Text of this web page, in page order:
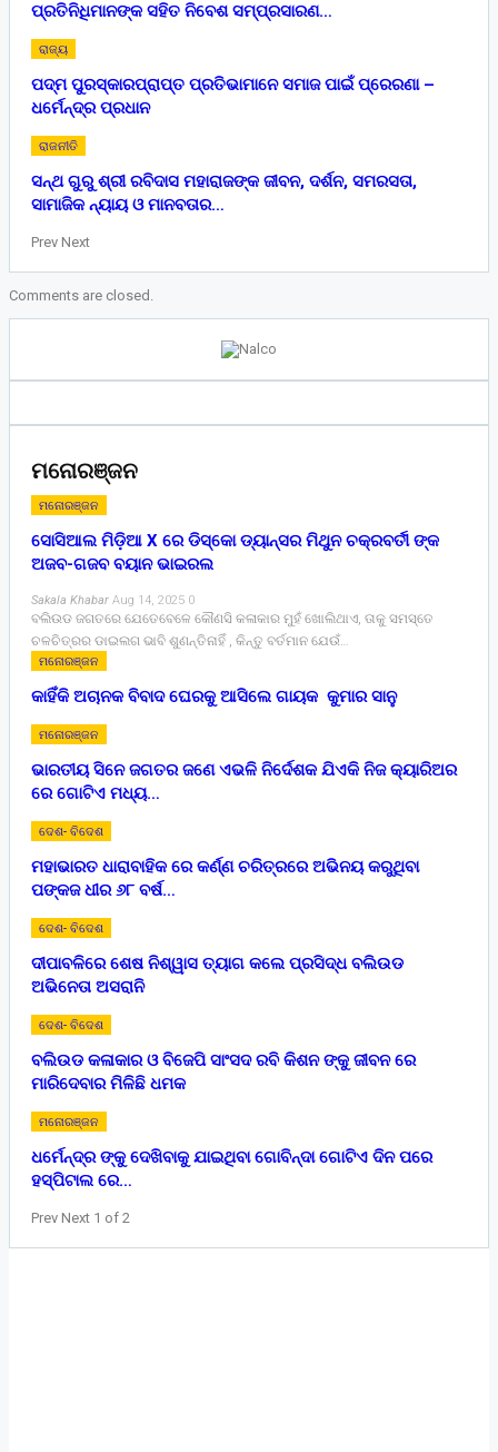
ପ୍ରତିନିଧିମାନଙ୍କ ସହିତ ନିବେଶ ସମ୍ପ୍ରସାରଣ…
ରାଜ୍ୟ
ପଦ୍ମ ପୁରସ୍କାରପ୍ରାପ୍ତ ପ୍ରତିଭାମାନେ ସମାଜ ପାଇଁ ପ୍ରେରଣା –
ଧର୍ମେନ୍ଦ୍ର ପ୍ରଧାନ
ରାଜନୀତି
ସନ୍ଥ ଗୁରୁ ଶ୍ରୀ ରବିଦାସ ମହାରାଜଙ୍କ ଜୀବନ, ଦର୍ଶନ, ସମରସତା,
ସାମାଜିକ ନ୍ୟାୟ ଓ ମାନବତାର…
Prev Next
Comments are closed.
ମନୋରଞ୍ଜନ
ମନୋରଞ୍ଜନ
ସୋସିଆଲ ମିଡ଼ିଆ X ରେ ଡିସ୍କୋ ଡ୍ୟାନ୍ସର ମିଥୁନ ଚକ୍ରବର୍ତୀ ଙ୍କ
ଅଜବ-ଗଜବ ବୟାନ ଭାଇରଲ
Sakala Khabar Aug 14, 2025 0
ବଲିଉଡ ଜଗତରେ ଯେତେବେଳେ କୌଣସି କଳାକାର ମୁହଁ ଖୋଲିଥାଏ, ତାକୁ ସମସ୍ତେ
ଚଳଚିତ୍ରର ଡାଇଲଗ ଭାବି ଶୁଣନ୍ତିନାହିଁ , କିନ୍ତୁ ବର୍ତମାନ ଯେଉଁ…
ମନୋରଞ୍ଜନ
କାହିଁକି ଅଚାନକ ବିବାଦ ଘେରକୁ ଆସିଲେ ଗାୟକ କୁମାର ସାନୁ
ମନୋରଞ୍ଜନ
ଭାରତୀୟ ସିନେ ଜଗତର ଜଣେ ଏଭଳି ନିର୍ଦେଶକ ଯିଏକି ନିଜ କ୍ୟାରିଅର
ରେ ଗୋଟିଏ ମଧ୍ୟ…
ଦେଶ- ବିଦେଶ
ମହାଭାରତ ଧାରାବାହିକ ରେ କର୍ଣ୍ଣ ଚରିତ୍ରରେ ଅଭିନୟ କରୁଥିବା
ପଙ୍କଜ ଧୀର ୬୮ ବର୍ଷ…
ଦେଶ- ବିଦେଶ
ଦୀପାବଳିରେ ଶେଷ ନିଶ୍ୱାସ ତ୍ୟାଗ କଲେ ପ୍ରସିଦ୍ଧ ବଲିଉଡ
ଅଭିନେତା ଅସରାନି
ଦେଶ- ବିଦେଶ
ବଲିଉଡ କଳାକାର ଓ ବିଜେପି ସାଂସଦ ରବି କିଶନ ଙ୍କୁ ଜୀବନ ରେ
ମାରିଦେବାର ମିଳିଛି ଧମକ
ମନୋରଞ୍ଜନ
ଧର୍ମେନ୍ଦ୍ର ଙ୍କୁ ଦେଖିବାକୁ ଯାଇଥିବା ଗୋବିନ୍ଦା ଗୋଟିଏ ଦିନ ପରେ
ହସ୍ପିଟାଲ ରେ…
Prev Next 1 of 2